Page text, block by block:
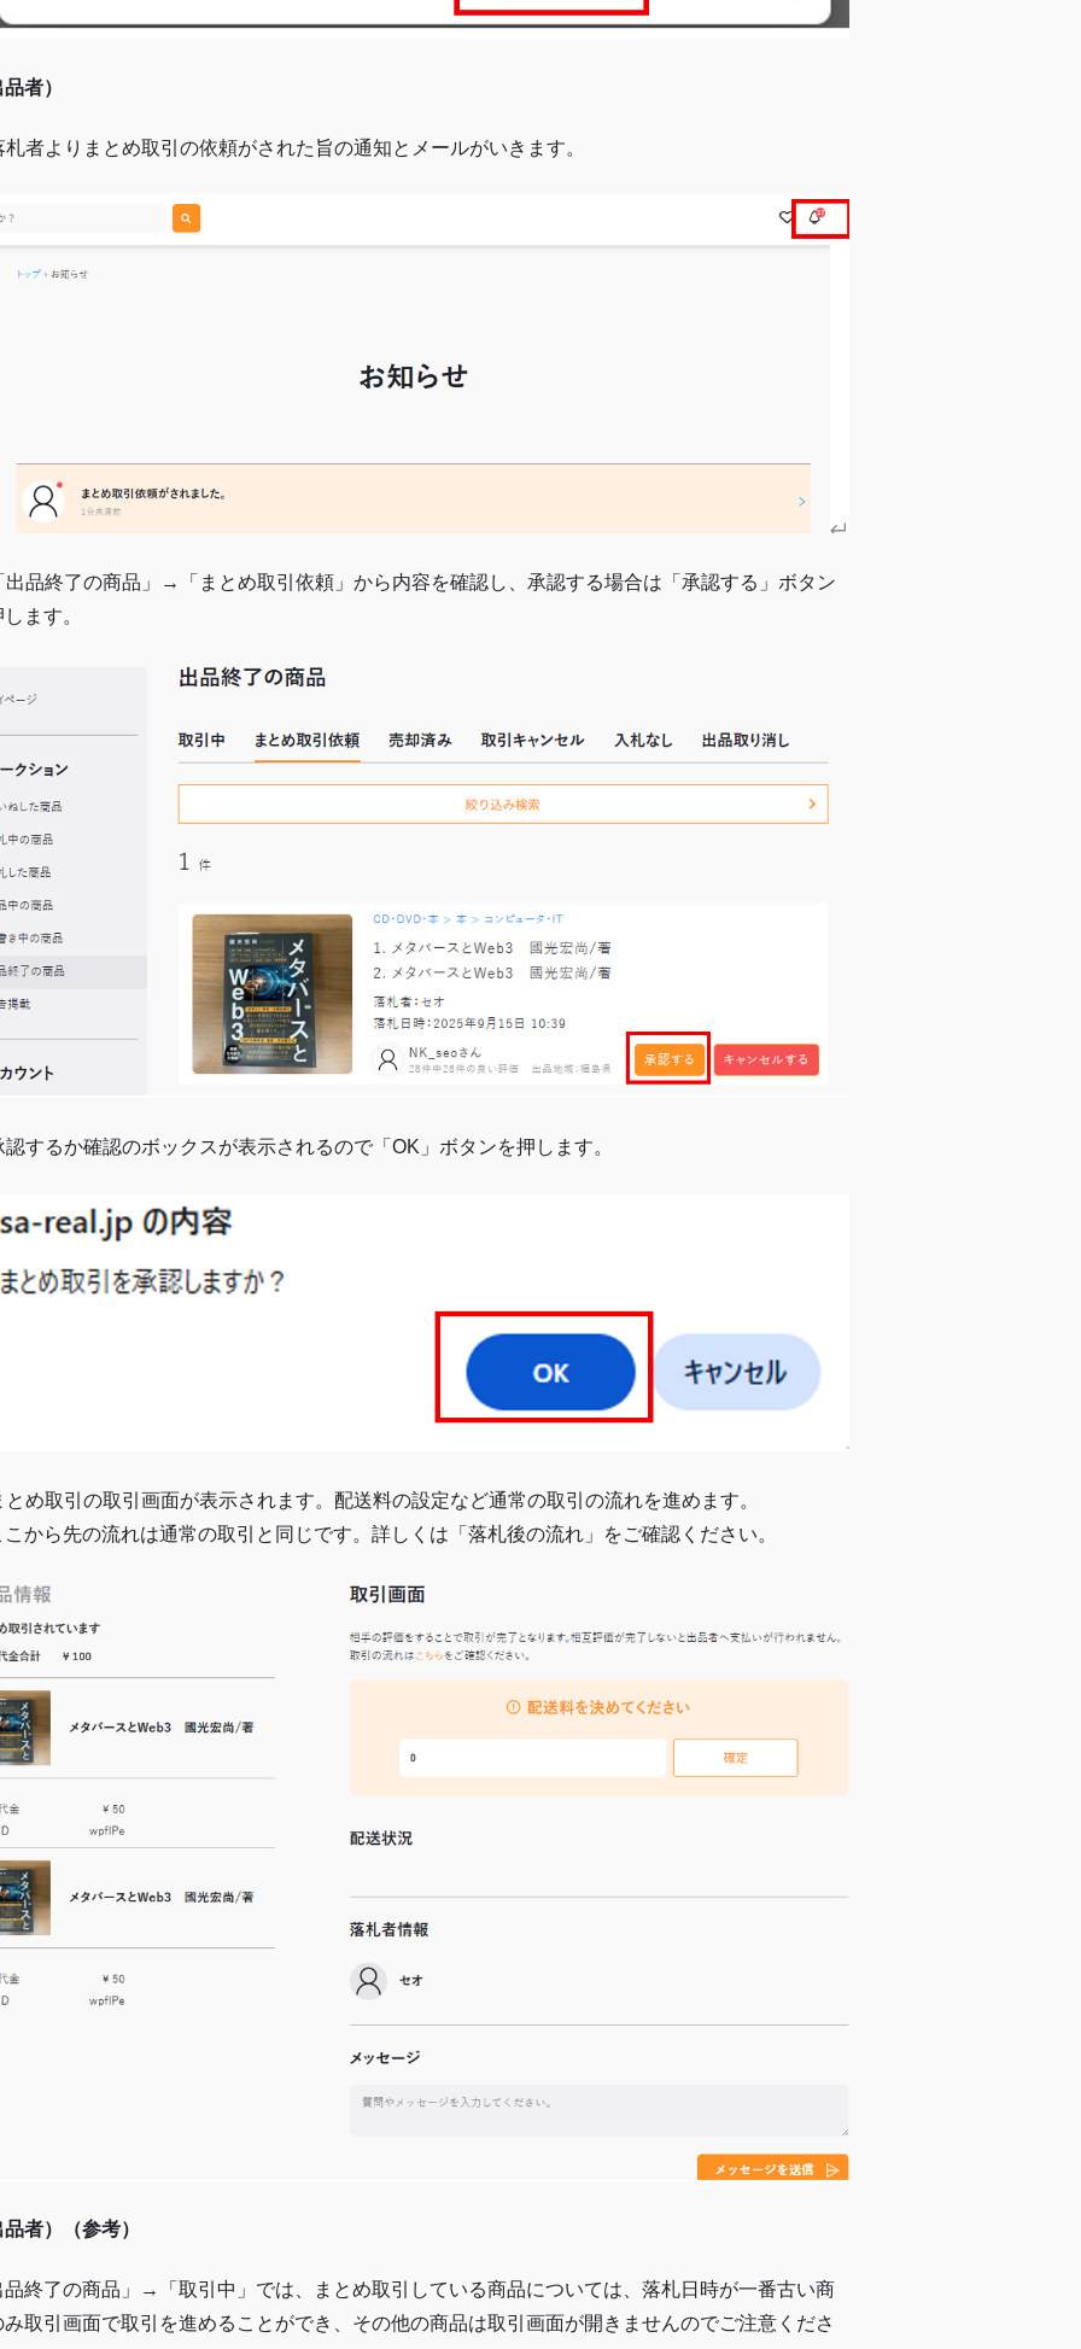
者）
札者よりまとめ取引の依頼がされた旨の通知とメールがいきます。
出品終了の商品」→「まとめ取引依頼」から内容を確認し、承認する場合は「承認する」ボタン
ます。
認するか確認のボックスが表示されるので「OK」ボタンを押します。
とめ取引の取引画面が表示されます。配送料の設定など通常の取引の流れを進めます。
から先の流れは通常の取引と同じです。詳しくは「落札後の流れ」をご確認ください。
者）（参考）
品終了の商品」→「取引中」では、まとめ取引している商品については、落札日時が一番古い商
み取引画面で取引を進めることができ、その他の商品は取引画面が開きませんのでご注意くださ